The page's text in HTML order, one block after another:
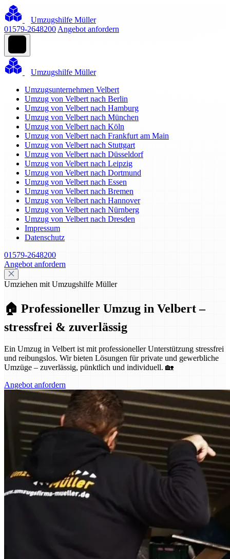
Umzugshilfe Müller
01579-2648200 Angebot anfordern
Umzugshilfe Müller
Umzugsunternehmen Velbert
Umzug von Velbert nach Berlin
Umzug von Velbert nach Hamburg
Umzug von Velbert nach München
Umzug von Velbert nach Köln
Umzug von Velbert nach Frankfurt am Main
Umzug von Velbert nach Stuttgart
Umzug von Velbert nach Düsseldorf
Umzug von Velbert nach Leipzig
Umzug von Velbert nach Dortmund
Umzug von Velbert nach Essen
Umzug von Velbert nach Bremen
Umzug von Velbert nach Hannover
Umzug von Velbert nach Nürnberg
Umzug von Velbert nach Dresden
Impressum
Datenschutz
01579-2648200
Angebot anfordern
Umziehen mit Umzugshilfe Müller
🏠 Professioneller Umzug in Velbert –
stressfrei & zuverlässig
Ein Umzug in Velbert ist mit professioneller Unterstützung stressfrei
und reibungslos. Wir bieten Lösungen für private und gewerbliche
Umzüge – zuverlässig, pünktlich und individuell. 🏡
Angebot anfordern